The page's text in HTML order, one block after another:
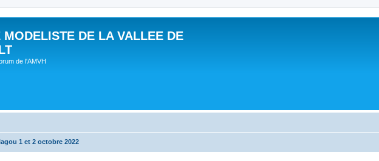
MODELISTE DE LA VALLEE DE
de l'AMVH
1 et 2 octobre 2022